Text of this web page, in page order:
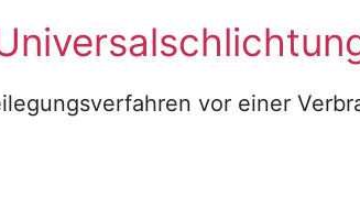
vor einer